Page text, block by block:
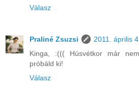
Válasz
Praliné Zsuzsi
2011. április
Kinga, :((( Húsvétkor már
próbáld ki!
Válasz